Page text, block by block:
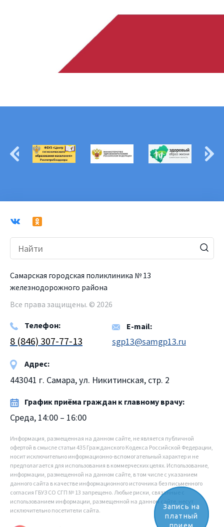
Самарская городская поликлиника № 13
железнодорожного района
Все права защищены. © 2026
Телефон:
8 (846) 307-77-13
E-mail:
sgp13@samgp13.ru
Адрес:
443041 г. Самара, ул. Никитинская, стр. 2
График приёма граждан к главному врачу:
Среда, 14:00 – 16:00
Информация, размещенная на данном сайте, не является публичной
офертой в смысле статьи 435 Гражданского Кодекса Российской Федерации,
носит исключительно информационно-вспомогательный характер и не
предполагается для использования в коммерческих целях. Использование,
информации, размещенной на данном сайте, в том числе с указанием
данного сайта в качестве информационного источника без письменного
согласия ГБУЗ СО СГП № 13 запрещено. Любые риски, связанные с
использованием информации, размещенной на данном сайте, несут
исключительно посетители сайта.
Запись на
платный
прием